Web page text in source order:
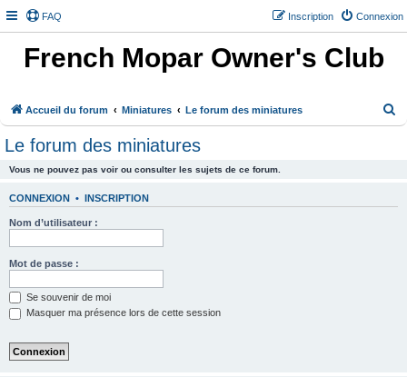
FAQ Connexion
Inscription
French Mopar Owner's Club
Accueil du forum Miniatures Le forum des miniatures
Le forum des miniatures
Vous ne pouvez pas voir ou consulter les sujets de ce forum.
CONNEXION • INSCRIPTION
Nom d’utilisateur :
Mot de passe :
Se souvenir de moi
Masquer ma présence lors de cette session